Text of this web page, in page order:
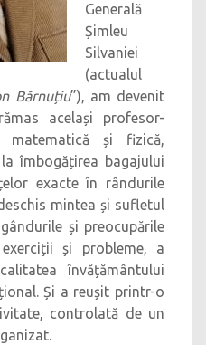
Generală
Șimleu
Silvaniei
(actualul
Bărnuțiu”), am devenit
același profesor-
și fizică,
îmbogățirea bagajului
exacte în rândurile
mintea și sufletul
și preocupările
și probleme, a
învățământului
Și a reușit printr-o
controlată de un